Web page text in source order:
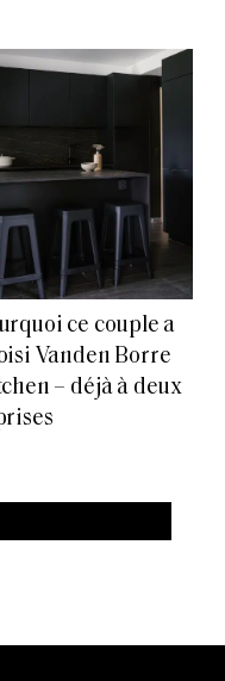
ce couple a
Vanden Borre
– déjà à deux